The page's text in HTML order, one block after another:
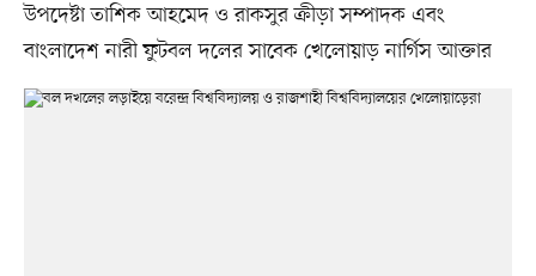
উপদেষ্টা তাশিক আহমেদ ও রাকসুর ক্রীড়া সম্পাদক এবং
বাংলাদেশ নারী ফুটবল দলের সাবেক খেলোয়াড় নার্গিস আক্তার